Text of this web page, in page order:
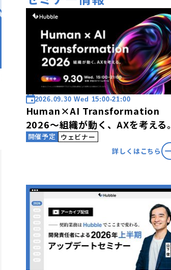
2026.09.30 Wed 15:00-21:00
Human×AI Transformation
2026〜組織が動く、AXを考える。
開催予定
ウェビナー
詳しくはこちら